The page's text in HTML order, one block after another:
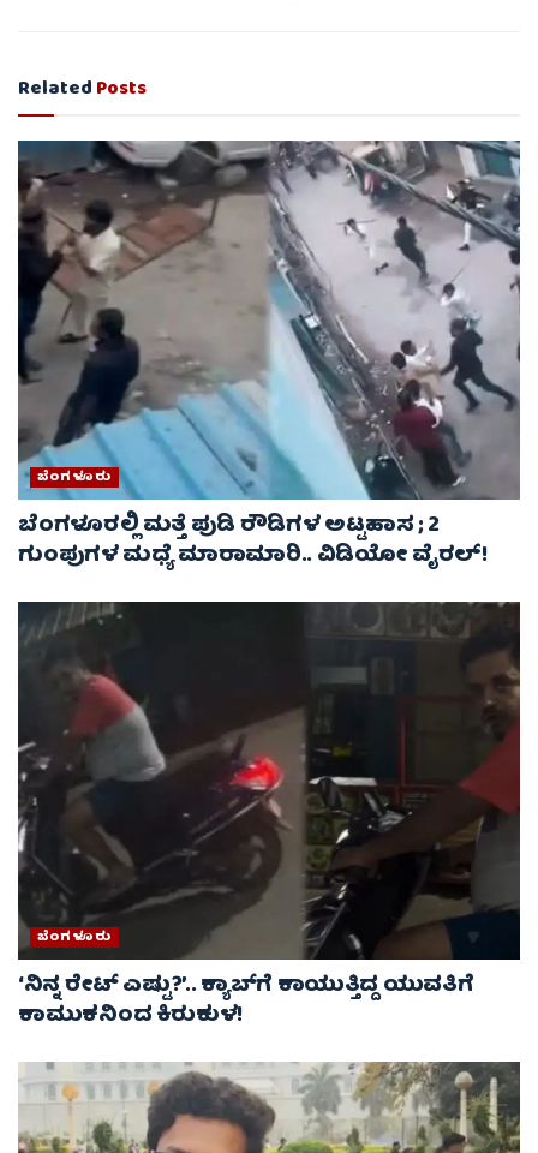
RelatedPosts
ಬೆಂಗಳೂರು
ಬೆಂಗಳೂರಲ್ಲಿ ಮತ್ತೆ ಪುಡಿ ರೌಡಿಗಳ ಅಟ್ಟಹಾಸ ; 2
ಗುಂಪುಗಳ ಮಧ್ಯೆ ಮಾರಾಮಾರಿ.. ವಿಡಿಯೋ ವೈರಲ್‌!
ಬೆಂಗಳೂರು
‘ನಿನ್ನ ರೇಟ್‌ ಎಷ್ಟು?’.. ಕ್ಯಾಬ್‌ಗೆ ಕಾಯುತ್ತಿದ್ದ ಯುವತಿಗೆ
ಕಾಮುಕನಿಂದ ಕಿರುಕುಳ!